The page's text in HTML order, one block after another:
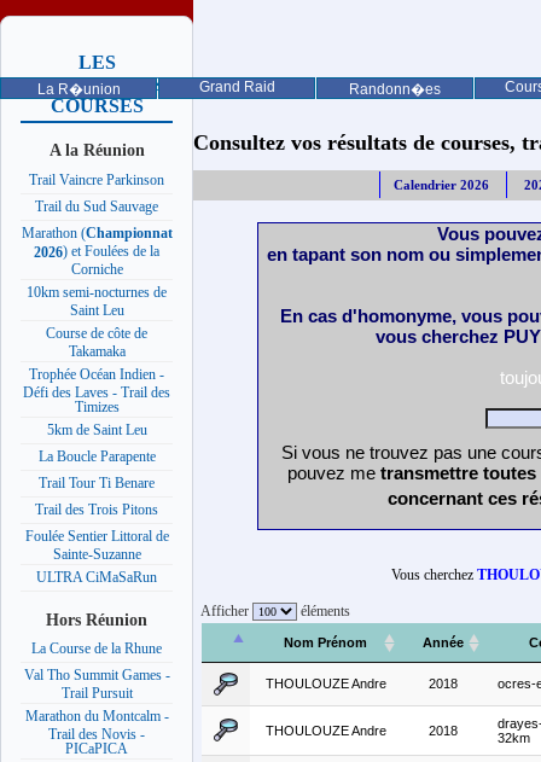
La R�union Grand Raid Randonn�es
LES
PROCHAINES
COURSES
A la Réunion
Trail Vaincre Parkinson
Trail du Sud Sauvage
Marathon (Championnat
2026) et Foulées de la
Corniche
10km semi-nocturnes de
Saint Leu
Course de côte de
Takamaka
Trophée Océan Indien -
Défi des Laves - Trail des
Timizes
5km de Saint Leu
La Boucle Parapente
Trail Tour Ti Benare
Trail des Trois Pitons
Foulée Sentier Littoral de
Sainte-Suzanne
ULTRA CiMaSaRun
Hors Réunion
La Course de la Rhune
Val Tho Summit Games -
Trail Pursuit
Marathon du Montcalm -
Trail des Novis -
PICaPICA
Consultez vos résultats de courses,
Calendrier 2026
Vous
en tapant son nom ou
En cas d'homonyme, vous
vous cherchez
Si vous ne trouvez pas une
pouvez me transmettre
concernant ces
Vous cherchez
Afficher éléments
Nom Prénom Année
THOULOUZE Andre 2018 ocres-
THOULOUZE Andre 2018
32km